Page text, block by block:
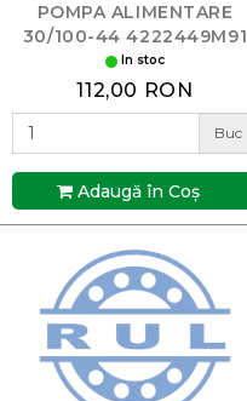
POMPA ALIMENTARE
30/100-44 4222449M91
In stoc
112,00 RON
Buc
Adaugă în Coş